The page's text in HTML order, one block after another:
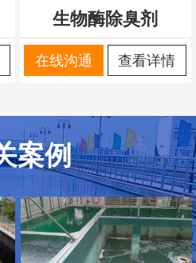
生物酶除臭剂
在线沟通 查看详情
案例